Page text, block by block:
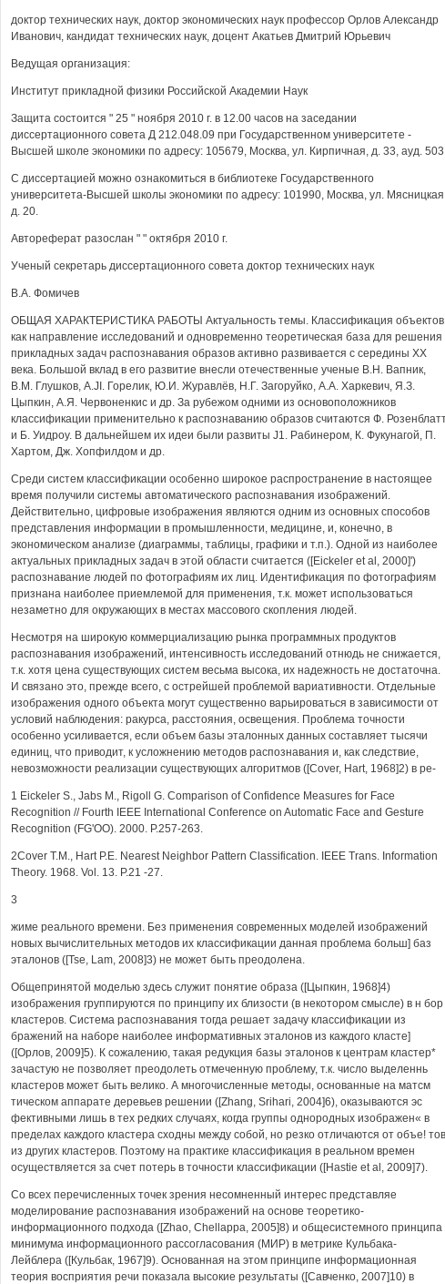
доктор технических наук, доктор экономических наук профессор Орлов Александр
Иванович, кандидат технических наук, доцент Акатьев Дмитрий Юрьевич
Ведущая организация:
Институт прикладной физики Российской Академии Наук
Защита состоится " 25 " ноября 2010 г. в 12.00 часов на заседании
диссертационного совета Д 212.048.09 при Государственном университете -
Высшей школе экономики по адресу: 105679, Москва, ул. Кирпичная, д. 33, ауд.
С диссертацией можно ознакомиться в библиотеке Государственного
университета-Высшей школы экономики по адресу: 101990, Москва, ул.
д. 20.
Автореферат разослан " " октября 2010 г.
Ученый секретарь диссертационного совета доктор технических наук
В.А. Фомичев
ОБЩАЯ ХАРАКТЕРИСТИКА РАБОТЫ Актуальность темы. Классификация объектов
как направление исследований и одновременно теоретическая база для решения
прикладных задач распознавания образов активно развивается с середины XX
века. Большой вклад в его развитие внесли отечественные ученые В.Н. Вапник,
В.М. Глушков, A.JI. Горелик, Ю.И. Журавлёв, Н.Г. Загоруйко, A.A. Харкевич, Я.З.
Цыпкин, А.Я. Червоненкис и др. За рубежом одними из основоположников
классификации применительно к распознаванию образов считаются Ф.
и Б. Уидроу. В дальнейшем их идеи были развиты J1. Рабинером, К. Фукунагой, П.
Хартом, Дж. Хопфилдом и др.
Среди систем классификации особенно широкое распространение в настоящее
время получили системы автоматического распознавания изображений.
Действительно, цифровые изображения являются одним из основных способов
представления информации в промышленности, медицине, и, конечно, в
экономическом анализе (диаграммы, таблицы, графики и т.п.). Одной из наиболее
актуальных прикладных задач в этой области считается ([Eickeler et al, 2000]')
распознавание людей по фотографиям их лиц. Идентификация по фотографиям
признана наиболее приемлемой для применения, т.к. может использоваться
незаметно для окружающих в местах массового скопления людей.
Несмотря на широкую коммерциализацию рынка программных продуктов
распознавания изображений, интенсивность исследований отнюдь не снижается,
т.к. хотя цена существующих систем весьма высока, их надежность не достаточна.
И связано это, прежде всего, с острейшей проблемой вариативности. Отдельные
изображения одного объекта могут существенно варьироваться в зависимости от
условий наблюдения: ракурса, расстояния, освещения. Проблема точности
особенно усиливается, если объем базы эталонных данных составляет тысячи
единиц, что приводит, к усложнению методов распознавания и, как следствие,
невозможности реализации существующих алгоритмов ([Cover, Hart, 1968]2) в ре-
1 Eickeler S., Jabs M., Rigoll G. Comparison of Confidence Measures for Face
Recognition // Fourth IEEE International Conference on Automatic Face and Gesture
Recognition (FG'OO). 2000. P.257-263.
2Cover T.M., Hart P.E. Nearest Neighbor Pattern Classification. IEEE Trans. Information
Theory. 1968. Vol. 13. P.21 -27.
3
жиме реального времени. Без применения современных моделей изображений
новых вычислительных методов их классификации данная проблема больш] баз
эталонов ([Tse, Lam, 2008]3) не может быть преодолена.
Общепринятой моделью здесь служит понятие образа ([Цыпкин, 1968]4)
изображения группируются по принципу их близости (в некотором смысле) в н бор
кластеров. Система распознавания тогда решает задачу классификации из
бражений на наборе наиболее информативных эталонов из каждого класте]
([Орлов, 2009]5). К сожалению, такая редукция базы эталонов к центрам кластер*
зачастую не позволяет преодолеть отмеченную проблему, т.к. число выделеннь
кластеров может быть велико. А многочисленные методы, основанные на матсм
тическом аппарате деревьев решении ([Zhang, Srihari, 2004]6), оказываются эс
фективными лишь в тех редких случаях, когда группы однородных изображен« в
пределах каждого кластера сходны между собой, но резко отличаются от объе! тов
из других кластеров. Поэтому на практике классификация в реальном времен
осуществляется за счет потерь в точности классификации ([Hastie et al, 2009]7).
Со всех перечисленных точек зрения несомненный интерес представляе
моделирование распознавания изображений на основе теоретико-
информационного подхода ([Zhao, Chellappa, 2005]8) и общесистемного принципа
минимума информационного рассогласования (МИР) в метрике Кульбака-
Лейблера ([Кульбак, 1967]9). Основанная на этом принципе информационная
теория восприятия речи показала высокие результаты ([Савченко, 2007]10) в